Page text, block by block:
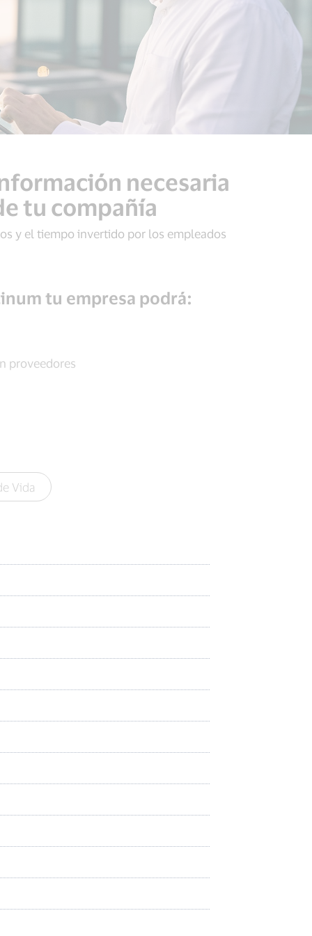
necesaria
tu compañía
y el tiempo invertido por los empleados
tu empresa podrá:
proveedores
Vida